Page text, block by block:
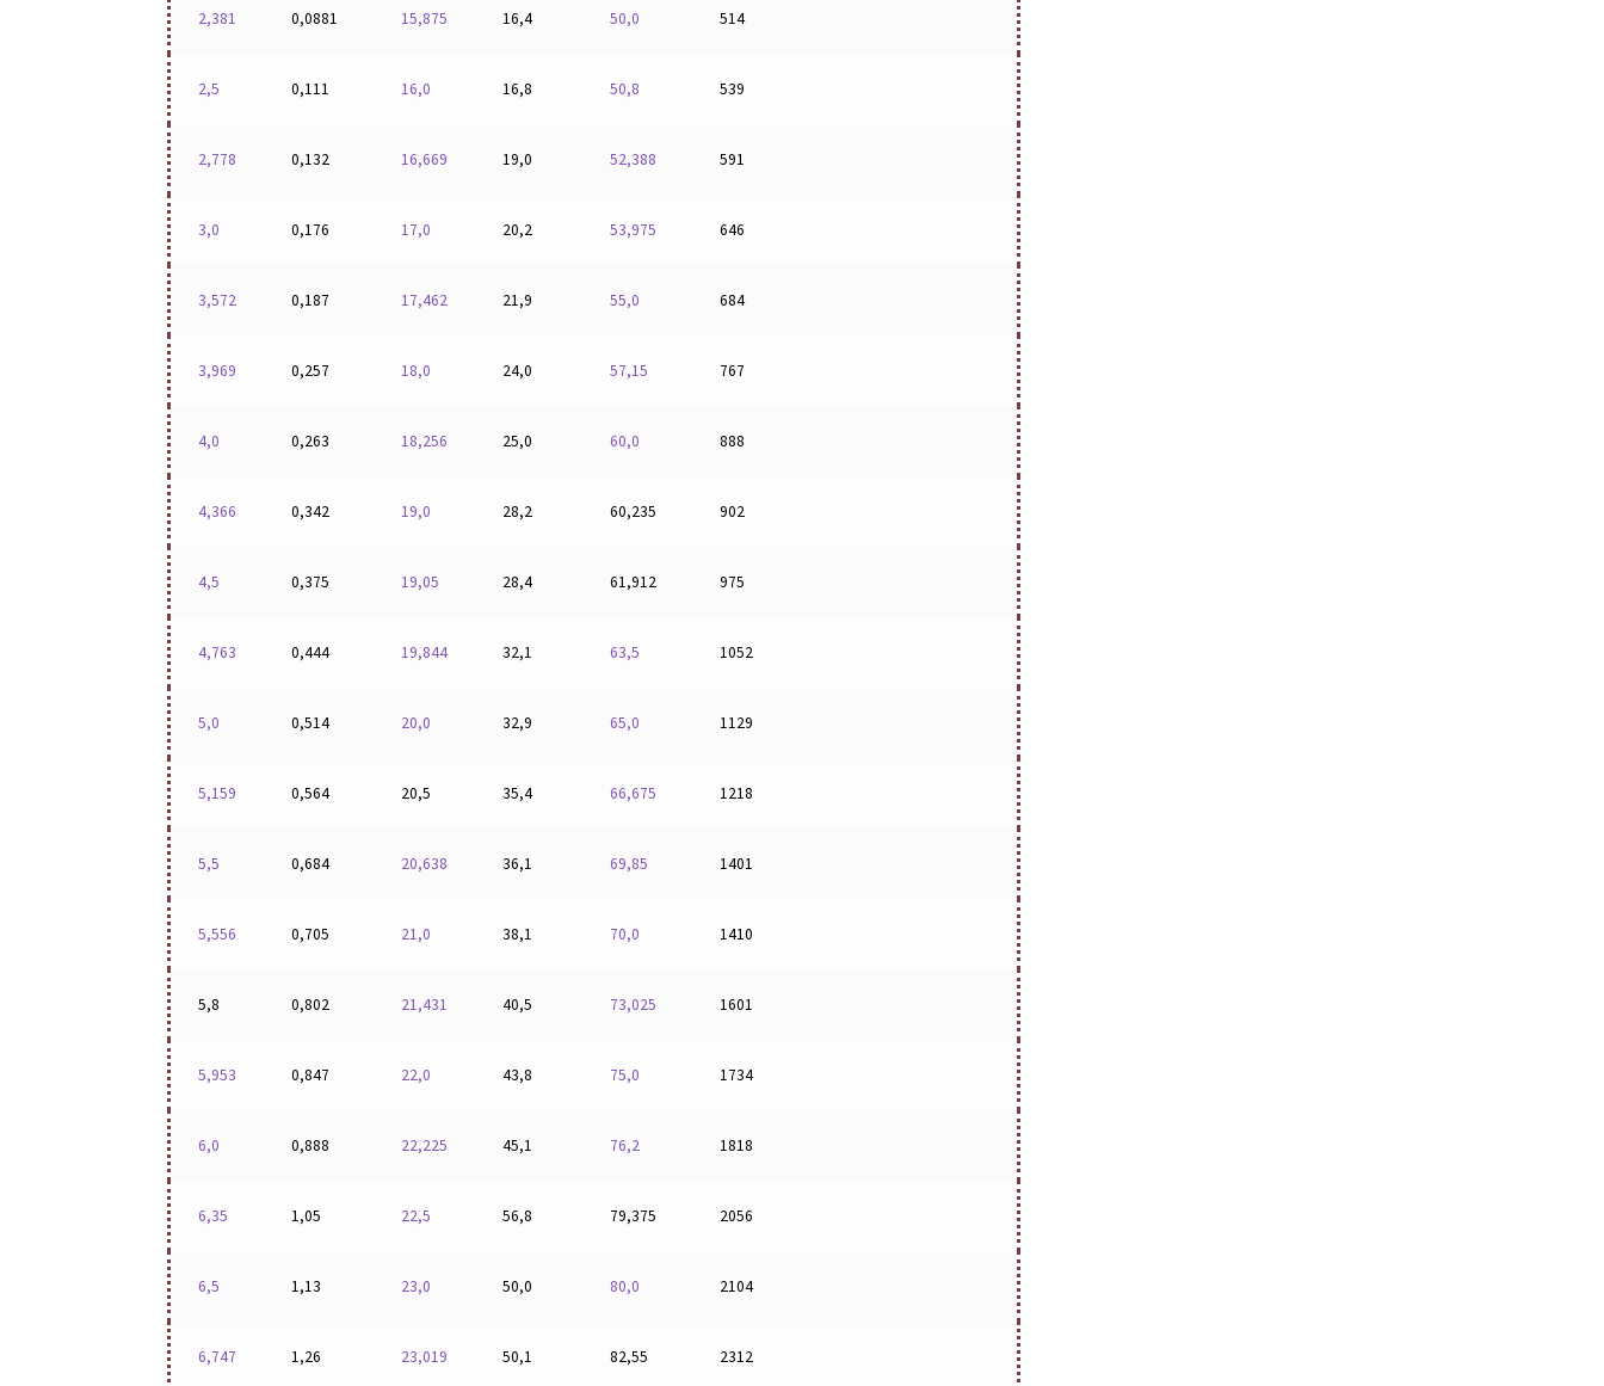
2,381 0,0881 15,875 16,4 50,0 514
2,5 0,111 16,0 16,8 50,8 539
2,778 0,132 16,669 19,0 52,388 591
3,0 0,176 17,0 20,2 53,975 646
3,572 0,187 17,462 21,9 55,0 684
3,969 0,257 18,0 24,0 57,15 767
4,0 0,263 18,256 25,0 60,0 888
4,366 0,342 19,0 28,2 60,235 902
4,5 0,375 19,05 28,4 61,912 975
4,763 0,444 19,844 32,1 63,5 1052
5,0 0,514 20,0 32,9 65,0 1129
5,159 0,564 20,5 35,4 66,675 1218
5,5 0,684 20,638 36,1 69,85 1401
5,556 0,705 21,0 38,1 70,0 1410
5,8 0,802 21,431 40,5 73,025 1601
5,953 0,847 22,0 43,8 75,0 1734
6,0 0,888 22,225 45,1 76,2 1818
6,35 1,05 22,5 56,8 79,375 2056
6,5 1,13 23,0 50,0 80,0 2104
6,747 1,26 23,019 50,1 82,55 2312